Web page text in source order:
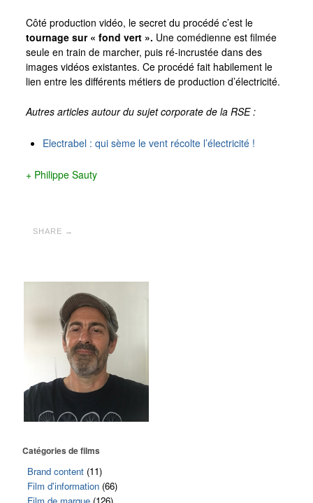
Côté production vidéo, le secret du procédé c’est le
tournage sur « fond vert ». Une comédienne est filmée
seule en train de marcher, puis ré-incrustée dans des
images vidéos existantes. Ce procédé fait habilement le
lien entre les différents métiers de production d’électricité.
Autres articles autour du sujet corporate de la RSE :
Electrabel : qui sème le vent récolte l’électricité !
+ Philippe Sauty
SHARE →
Catégories de films
Brand content (11)
Film d'information (66)
Film de marque (126)